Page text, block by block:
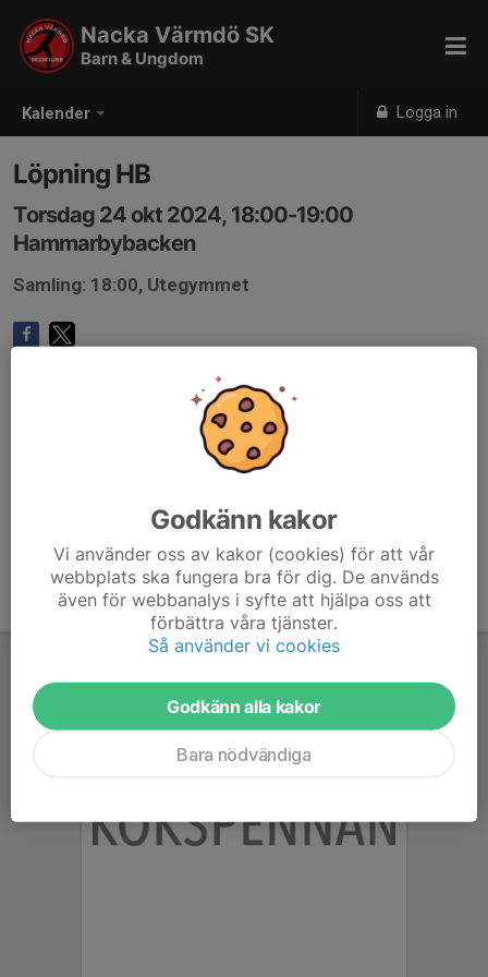
Kalender Logga in
Nacka Värmdö SK
Barn & Ungdom
Löpning HB
Torsdag 24 okt 2024, 18:00-19:00
Hammarbybacken
Samling: 18:00, Utegymmet
Godkänn kakor
Vi använder oss av kakor (cookies) för att vår
webbplats ska fungera bra för dig. De används
även för webbanalys i syfte att hjälpa oss att
förbättra våra tjänster.
Så använder vi cookies
Godkänn alla kakor
Bara nödvändiga